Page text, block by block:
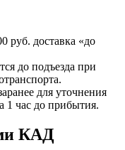
руб. доставка «до
до подъезда при
для уточнения
1 час до прибытия.
КАД